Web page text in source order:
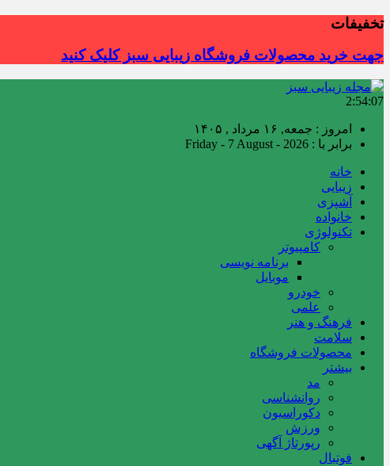
تخفیفات
جهت خرید محصولات فروشگاه زیبایی سبز کلیک کنید
2:54:10
امروز : جمعه, ۱۶ مرداد , ۱۴۰۵
برابر با : Friday - 7 August - 2026
خانه
زیبایی
آشپزی
خانواده
تکنولوژی
کامپیوتر
برنامه نویسی
موبایل
خودرو
علمی
فرهنگ و هنر
سلامت
محصولات فروشگاه
بیشتر
مد
روانشناسی
دکوراسیون
ورزش
رپورتاژ آگهی
فوتبال